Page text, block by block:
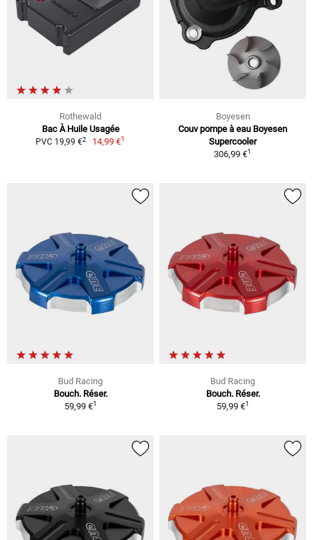
Rothewald
Bac À Huile Usagée
PVC 19,99 €2 14,99 €1
Boyesen
Couv pompe à eau Boyesen
Supercooler
306,99 €1
Bud Racing
Bouch. Réser.
59,99 €1
Bud Racing
Bouch. Réser.
59,99 €1